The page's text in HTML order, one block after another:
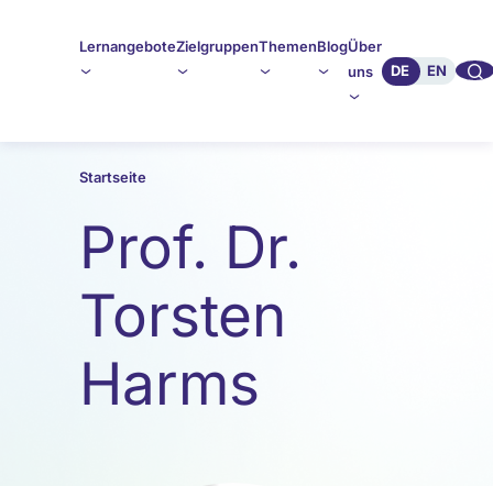
LernangeboteZielgruppenThemenBlogÜber
uns
DE EN 🔍︎︎
Startseite
Prof. Dr.
Torsten
Harms